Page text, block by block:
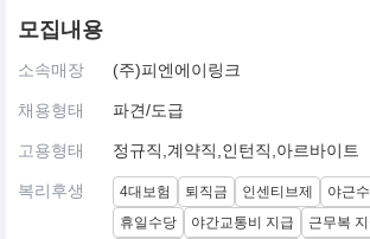
모집내용
소속매장 (주)피엔에이링크
채용형태 파견/도급
고용형태 정규직,계약직,인턴직,아르바이트
복리후생 4대보험 퇴직금 인센티브제 야근
휴일수당
야간교통비 지급 근무복